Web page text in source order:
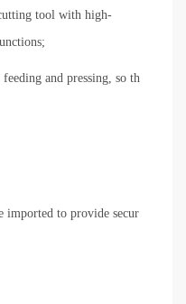
tool with high-
and pressing, so th
imported to provide secur